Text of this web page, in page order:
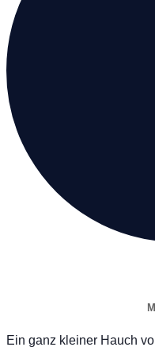
Ein ganz kleiner Hauch